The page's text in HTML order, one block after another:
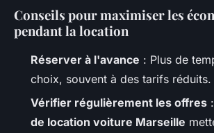
Conseils pour maximiser les
pendant la location
Réserver à l'avance : Plus de
choix, souvent à des tarifs réduits.
Vérifier régulièrement les offres
de location voiture Marseille